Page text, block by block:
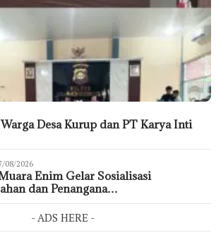
Desa Kurup dan PT Karya Inti
08/2026
Enim Gelar Sosialisasi
dan Penangana…
- ADS HERE -